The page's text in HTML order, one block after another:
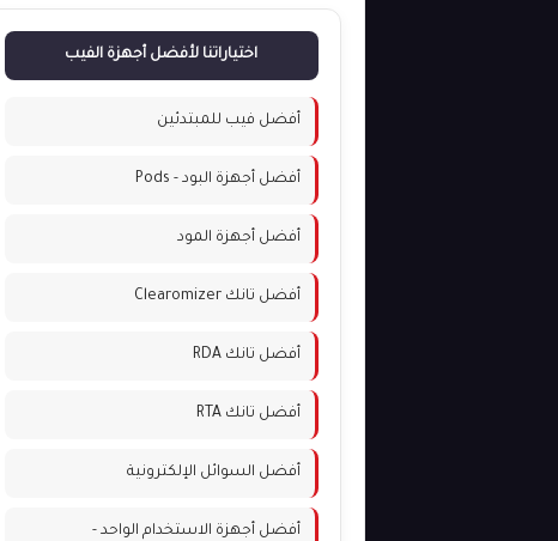
اختياراتنا لأفضل أجهزة الفيب
أفضل فيب للمبتدئين
أفضل أجهزة البود - Pods
أفضل أجهزة المود
أفضل تانك Clearomizer
أفضل تانك RDA
أفضل تانك RTA
أفضل السوائل الإلكترونية
أفضل أجهزة الاستخدام الواحد -